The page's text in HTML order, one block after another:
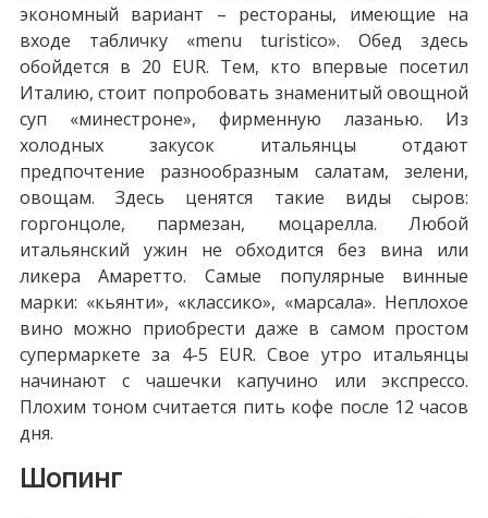
экономный вариант – рестораны, имеющие на
входе табличку «menu turistico». Обед здесь
обойдется в 20 EUR. Тем, кто впервые посетил
Италию, стоит попробовать знаменитый овощной
суп «минестроне», фирменную лазанью. Из
холодных закусок итальянцы отдают
предпочтение разнообразным салатам, зелени,
овощам. Здесь ценятся такие виды сыров:
горгонцоле, пармезан, моцарелла. Любой
итальянский ужин не обходится без вина или
ликера Амаретто. Самые популярные винные
марки: «кьянти», «классико», «марсала». Неплохое
вино можно приобрести даже в самом простом
супермаркете за 4-5 EUR. Свое утро итальянцы
начинают с чашечки капучино или экспрессо.
Плохим тоном считается пить кофе после 12 часов
дня.
Шопинг